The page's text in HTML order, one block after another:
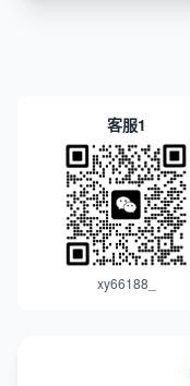
客服1
xy66188_